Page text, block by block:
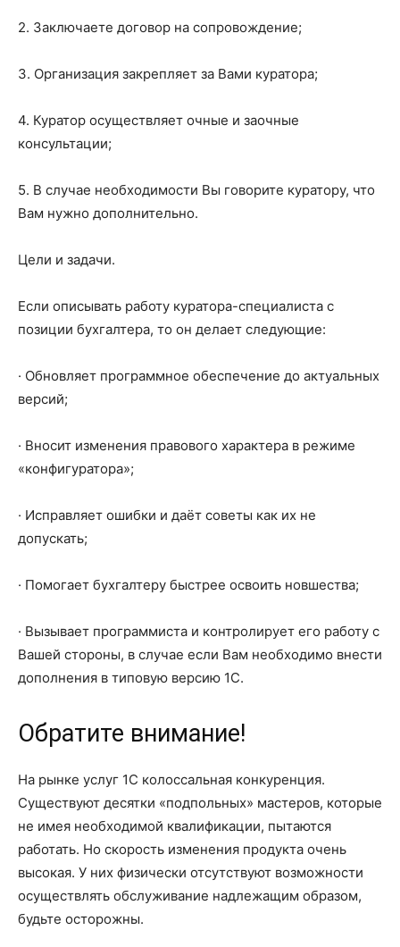
2. Заключаете договор на сопровождение;
3. Организация закрепляет за Вами куратора;
4. Куратор осуществляет очные и заочные
консультации;
5. В случае необходимости Вы говорите куратору, что
Вам нужно дополнительно.
Цели и задачи.
Если описывать работу куратора-специалиста с
позиции бухгалтера, то он делает следующие:
· Обновляет программное обеспечение до актуальных
версий;
· Вносит изменения правового характера в режиме
«конфигуратора»;
· Исправляет ошибки и даёт советы как их не
допускать;
· Помогает бухгалтеру быстрее освоить новшества;
· Вызывает программиста и контролирует его работу с
Вашей стороны, в случае если Вам необходимо внести
дополнения в типовую версию 1С.
Обратите внимание!
На рынке услуг 1С колоссальная конкуренция.
Существуют десятки «подпольных» мастеров, которые
не имея необходимой квалификации, пытаются
работать. Но скорость изменения продукта очень
высокая. У них физически отсутствуют возможности
осуществлять обслуживание надлежащим образом,
будьте осторожны.